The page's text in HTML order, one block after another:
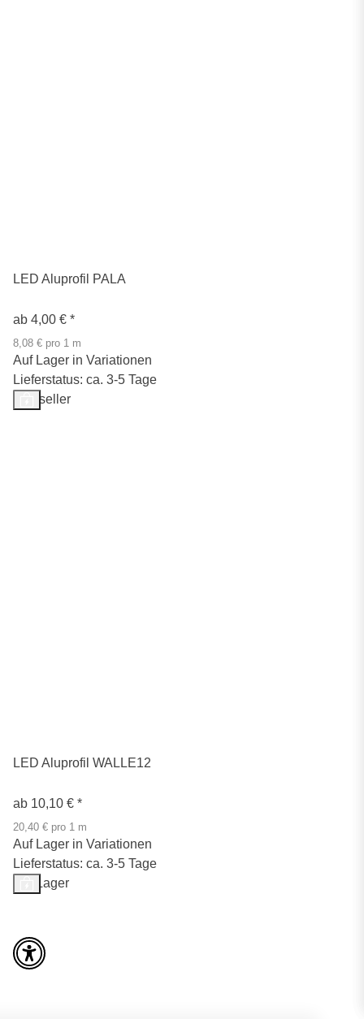
LED Aluprofil PALA
ab 4,00 € *
8,08 € pro 1 m
Auf Lager in Variationen
Lieferstatus: ca. 3-5 Tage
Bestseller
LED Aluprofil WALLE12
ab 10,10 € *
20,40 € pro 1 m
Auf Lager in Variationen
Lieferstatus: ca. 3-5 Tage
Auf Lager